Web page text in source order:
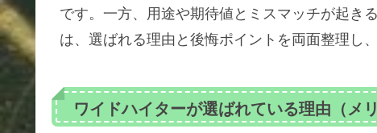
です。一方、用途や期待値とミスマッチが起き
は、選ばれる理由と後悔ポイントを両面整理し
ワイドハイターが選ばれている理由（メリ